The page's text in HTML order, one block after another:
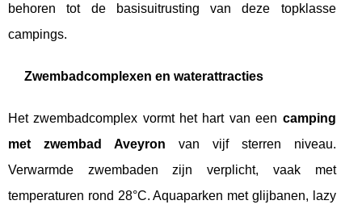
behoren tot de basisuitrusting van deze topklasse
campings.
Zwembadcomplexen en waterattracties
Het zwembadcomplex vormt het hart van een camping
met zwembad Aveyron van vijf sterren niveau.
Verwarmde zwembaden zijn verplicht, vaak met
temperaturen rond 28°C. Aquaparken met glijbanen, lazy